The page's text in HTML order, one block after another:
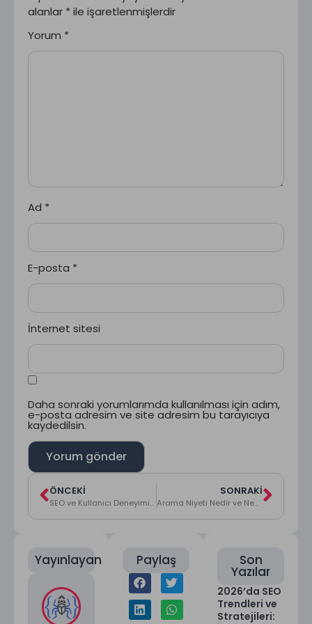
alanlar * ile işaretlenmişlerdir
Yorum *
Ad *
E-posta *
İnternet sitesi
Daha sonraki yorumlarımda kullanılması için adım,
e-posta adresim ve site adresim bu tarayıcıya
kaydedilsin.
ÖNCEKI
SEO ve Kullanıcı Deneyimi Arasındaki İlişki
SONRAKI
Arama Niyeti Nedir ve Neden Önemlidir
Yayınlayan Paylaş Son
Yazılar
2026’da SEO
Trendleri ve
Stratejileri: